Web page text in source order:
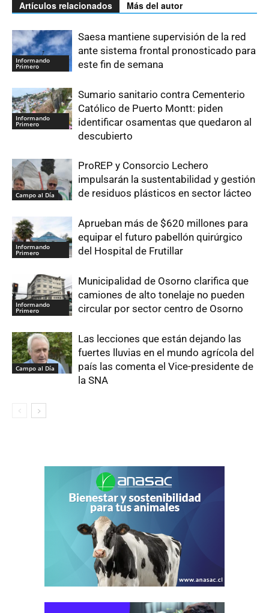
Artículos relacionados Más del autor
Informando
Primero
Saesa mantiene supervisión de la red
ante sistema frontal pronosticado para
este fin de semana
Informando
Primero
Sumario sanitario contra Cementerio
Católico de Puerto Montt: piden
identificar osamentas que quedaron al
descubierto
Campo al Día
ProREP y Consorcio Lechero
impulsarán la sustentabilidad y gestión
de residuos plásticos en sector lácteo
Informando
Primero
Aprueban más de $620 millones para
equipar el futuro pabellón quirúrgico
del Hospital de Frutillar
Informando
Primero
Municipalidad de Osorno clarifica que
camiones de alto tonelaje no pueden
circular por sector centro de Osorno
Campo al Día
Las lecciones que están dejando las
fuertes lluvias en el mundo agrícola del
país las comenta el Vice-presidente de
la SNA